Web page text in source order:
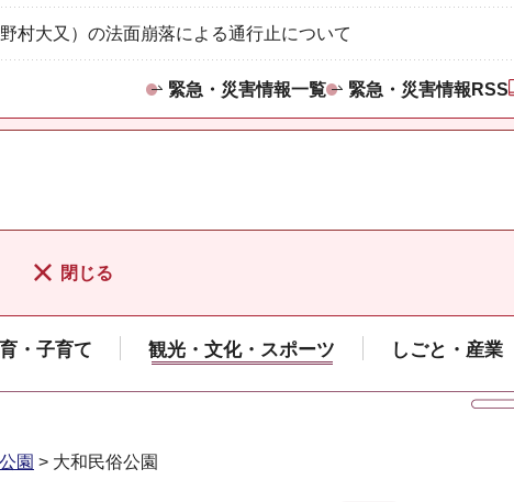
村大又）の法面崩落による通行止について
緊急・災害情報一覧 緊急・災害情報RSS
閉じる
・子育て 観光・文化・スポーツ しごと・産業
園 > 大和民俗公園